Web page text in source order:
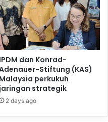
IPDM dan Konrad-
Stiftung (KAS)
Malaysia perkukuh
jaringan strategik
2 days ago